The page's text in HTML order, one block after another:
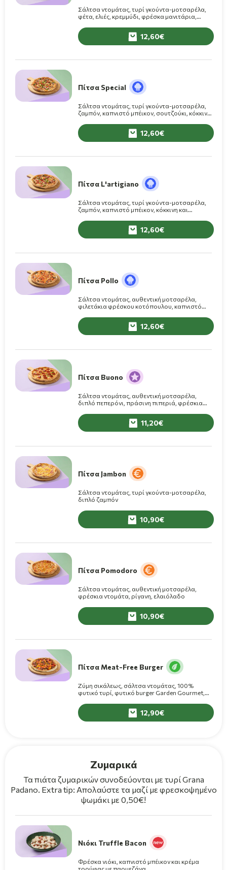
Σάλτσα ντομάτας, τυρί γκούντα-μοτσαρέλα,
φέτα, ελιές, κρεμμύδι, φρέσκα μανιτάρια,
12,60
Πίτσα Special
Σάλτσα ντομάτας, τυρί γκούντα-μοτσαρέλα,
ζαμπόν, καπνιστό μπέικον, σουτζούκι, κόκκινη
12,60
Πίτσα L'artigiano
Σάλτσα ντομάτας, τυρί γκούντα-μοτσαρέλα,
ζαμπόν, καπνιστό μπέικον, κόκκινη και
12,60
Πίτσα Pollo
Σάλτσα ντομάτας, αυθεντική μοτσαρέλα,
φιλετάκια φρέσκου κοτόπουλου, καπνιστό
12,60
Πίτσα Buono
Σάλτσα ντομάτας, αυθεντική μοτσαρέλα,
διπλό πεπερόνι, πράσινη πιπεριά, φρέσκια
11,20
Πίτσα Jambon
Σάλτσα ντομάτας, τυρί γκούντα-μοτσαρέλα,
διπλό ζαμπόν
10,90
Πίτσα Pomodoro
Σάλτσα ντομάτας, αυθεντική μοτσαρέλα,
φρέσκια ντομάτα, ρίγανη, ελαιόλαδο
10,90
Πίτσα Meat-Free Burger
Ζύμη σικάλεως, σάλτσα ντομάτας, 100%
φυτικό τυρί, φυτικό burger Garden Gourmet,
κρεμμύδι, φρέσκια ντομάτα, ελαιόλαδο
12,90
Ζυμαρικά
Τα πιάτα ζυμαρικών συνοδεύονται με τυρί Grana
Padano. Extra tip: Απολαύστε τα μαζί με φρεσκοψημένο
ψωμάκι με 0,50€!
Νιόκι Truffle Bacon
Φρέσκα νιόκι, καπνιστό μπέικον και κρέμα
τρούφας με παρμεζάνα